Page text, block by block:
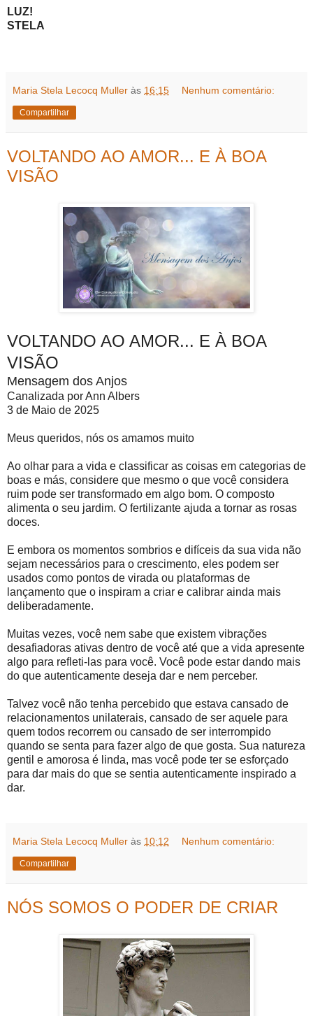
LUZ!
STELA
Maria Stela Lecocq Muller às 16:15 Nenhum comentário:
Compartilhar
VOLTANDO AO AMOR... E À BOA
VISÃO
VOLTANDO AO AMOR... E À BOA
VISÃO
Mensagem dos Anjos
Canalizada por Ann Albers
3 de Maio de 2025
Meus queridos, nós os amamos muito
Ao olhar para a vida e classificar as coisas em categorias de
boas e más, considere que mesmo o que você considera
ruim pode ser transformado em algo bom. O composto
alimenta o seu jardim. O fertilizante ajuda a tornar as rosas
doces.
E embora os momentos sombrios e difíceis da sua vida não
sejam necessários para o crescimento, eles podem ser
usados ​​como pontos de virada ou plataformas de
lançamento que o inspiram a criar e calibrar ainda mais
deliberadamente.
Muitas vezes, você nem sabe que existem vibrações
desafiadoras ativas dentro de você até que a vida apresente
algo para refleti-las para você. Você pode estar dando mais
do que autenticamente deseja dar e nem perceber.
Talvez você não tenha percebido que estava cansado de
relacionamentos unilaterais, cansado de ser aquele para
quem todos recorrem ou cansado de ser interrompido
quando se senta para fazer algo de que gosta. Sua natureza
gentil e amorosa é linda, mas você pode ter se esforçado
para dar mais do que se sentia autenticamente inspirado a
dar.
Maria Stela Lecocq Muller às 10:12 Nenhum comentário:
Compartilhar
NÓS SOMOS O PODER DE CRIAR